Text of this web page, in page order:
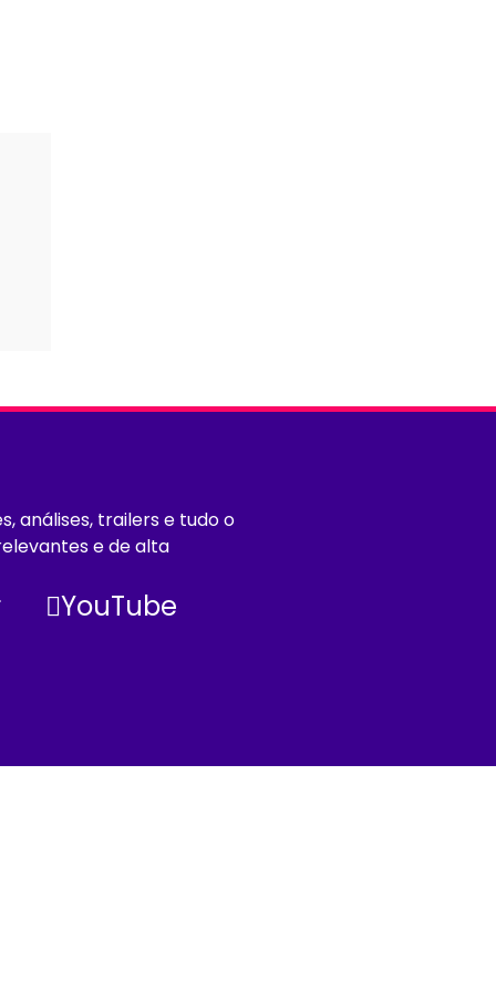
análises, trailers e tudo o
e de alta
YouTube